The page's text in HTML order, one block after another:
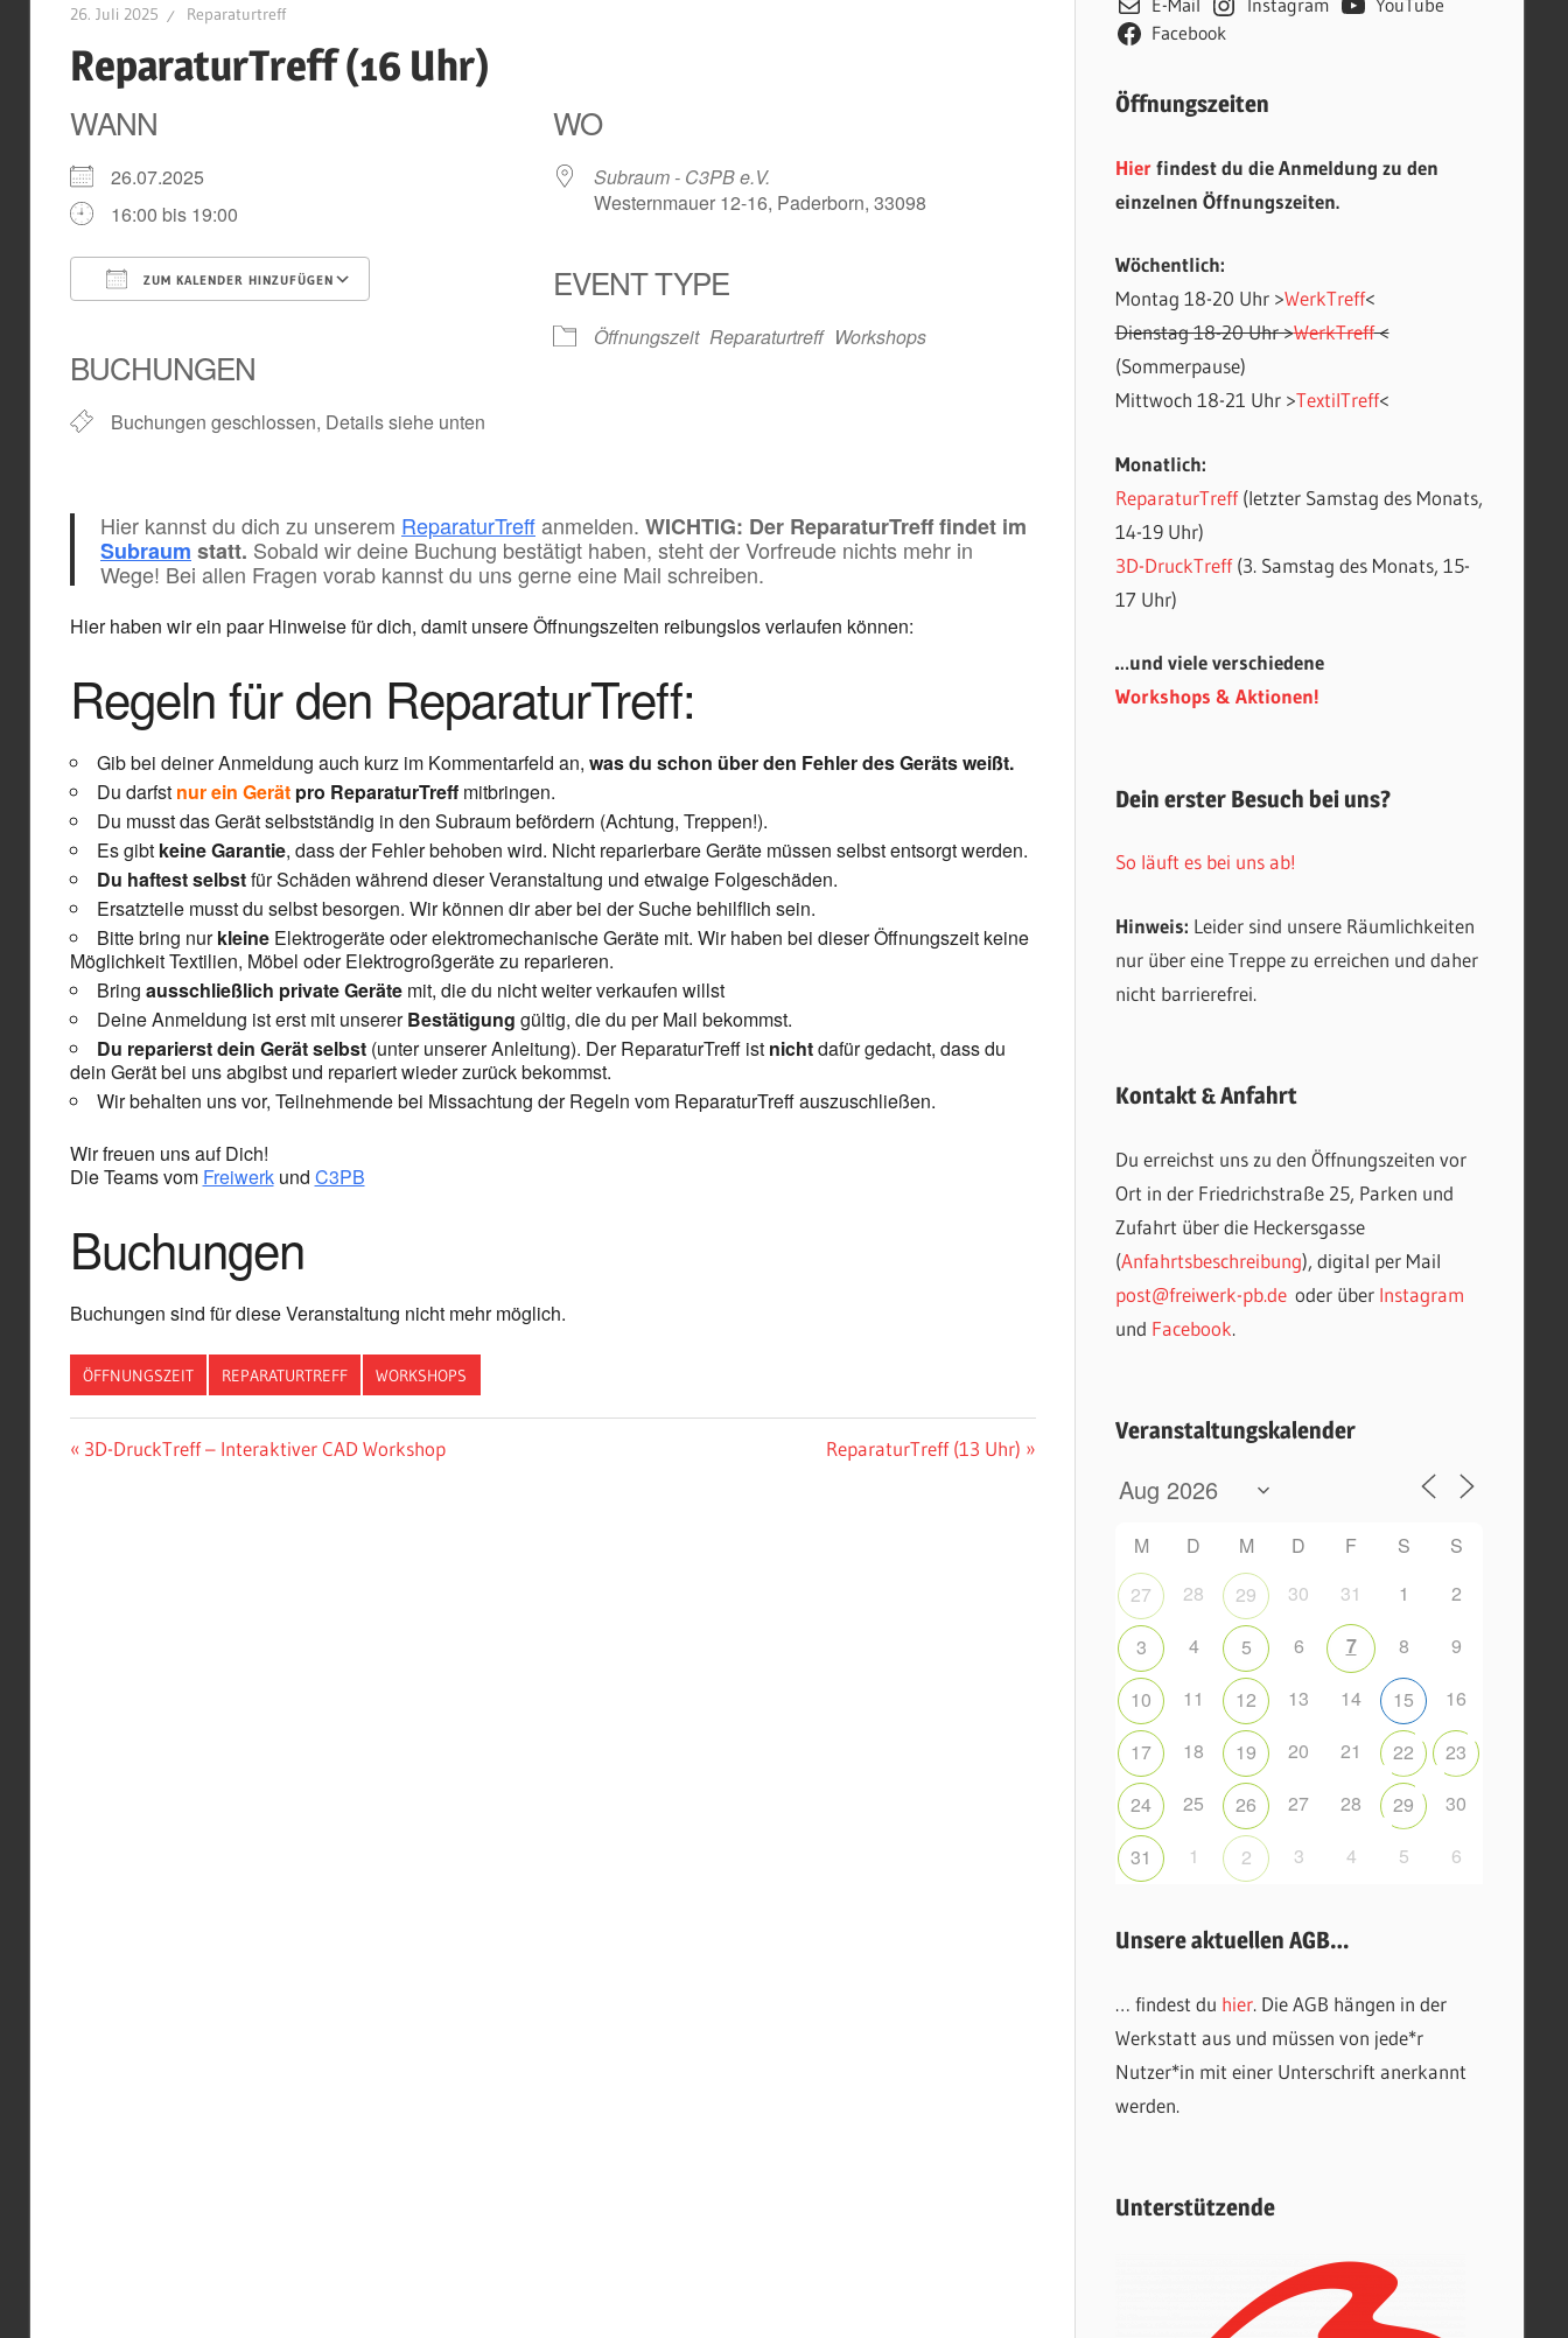
26. Juli 2025 Reparaturtreff
ReparaturTreff (16 Uhr)
WANN
26.07.2025
16:00 bis 19:00
ZUM KALENDER HINZUFÜGEN
Google Kalender Office 365 Outlook Live
BUCHUNGEN
Buchungen geschlossen, Details siehe unten
WO
Subraum - C3PB e.V.
Westernmauer 12-16, Paderborn, 33098
EVENT TYPE
Öffnungszeit Reparaturtreff Workshops
Hier kannst du dich zu unserem ReparaturTreffanmelden. WICHTIG: Der ReparaturTreff findet im
Subraum statt. Sobald wir deine Buchung bestätigt haben, steht der Vorfreude nichts mehr in
Wege! Bei allen Fragen vorab kannst du uns gerne eine Mail schreiben.
Hier haben wir ein paar Hinweise für dich, damit unsere Öffnungszeiten reibungslos verlaufen können:
Regeln für den ReparaturTreff:
Gib bei deiner Anmeldung auch kurz im Kommentarfeld an, was du schon über den Fehler des Geräts weißt.
Du darfst nur ein Gerätpro ReparaturTreffmitbringen.
Du musst das Gerät selbstständig in den Subraum befördern (Achtung, Treppen!).
Es gibt keine Garantie, dass der Fehler behoben wird. Nicht reparierbare Geräte müssen selbst entsorgt werden.
Du haftest selbstfür Schäden während dieser Veranstaltung und etwaige Folgeschäden.
Ersatzteile musst du selbst besorgen. Wir können dir aber bei der Suche behilflich sein.
Bitte bring nurkleineElektrogeräte oder elektromechanische Geräte mit. Wir haben bei dieser Öffnungszeit keine
Möglichkeit Textilien, Möbel oder Elektrogroßgeräte zu reparieren.
Bring ausschließlich private Gerätemit, die du nicht weiter verkaufen willst
Deine Anmeldung ist erst mit unsererBestätigung gültig, die du per Mail bekommst.
Du reparierst dein Gerät selbst(unter unserer Anleitung). Der ReparaturTreff ist nichtdafür gedacht, dass du
dein Gerät bei uns abgibst und repariert wieder zurück bekommst.
Wir behalten uns vor, Teilnehmende bei Missachtung der Regeln vom ReparaturTreff auszuschließen.
Wir freuen uns auf Dich!
Die Teams vom Freiwerkund C3PB
Buchungen
Buchungen sind für diese Veranstaltung nicht mehr möglich.
ÖFFNUNGSZEIT REPARATURTREFF WORKSHOPS
Beitragsnavigation
Vorheriger
3D-DruckTreff – Interaktiver CAD Workshop
Nächster
ReparaturTreff (13 Uhr)
E-Mail Instagram
YouTube
Facebook
Öffnungszeiten
Hierfindest du die Anmeldung zu den
einzelnen Öffnungszeiten.
Wöchentlich:
Montag 18-20 Uhr >WerkTreff<
Dienstag 18-20 Uhr >WerkTreff<
(Sommerpause)
Mittwoch 18-21 Uhr >TextilTreff<
Monatlich:
ReparaturTreff(letzter Samstag des Monats,
14-19 Uhr)
3D-DruckTreff(3. Samstag des Monats, 15-
17 Uhr)
…und viele verschiedene
Workshops & Aktionen!
Dein erster Besuch bei uns?
So läuft es bei uns ab!
Hinweis: Leider sind unsere Räumlichkeiten
nur über eine Treppe zu erreichen und daher
nicht barrierefrei.
Kontakt & Anfahrt
Du erreichst uns zu den Öffnungszeiten vor
Ort in der Friedrichstraße 25, Parken und
Zufahrt über die Heckersgasse
(Anfahrtsbeschreibung), digital per Mail
post@freiwerk-pb.deoder über Instagram
und Facebook.
Veranstaltungskalender
M D M D F S
S
27
28 29 30 31 1
2
3
4 5 6 7 8
9
10
11 12 13 14 15
16
17
18 19 20 21 22
23
24
25 26 27 28 29
30
31
1 2 3 4 5 6
Unsere aktuellen AGB…
… findest du hier. Die AGB hängen in der
Werkstatt aus und müssen von jede*r
Nutzer*in mit einer Unterschrift anerkannt
werden.
Unterstützende